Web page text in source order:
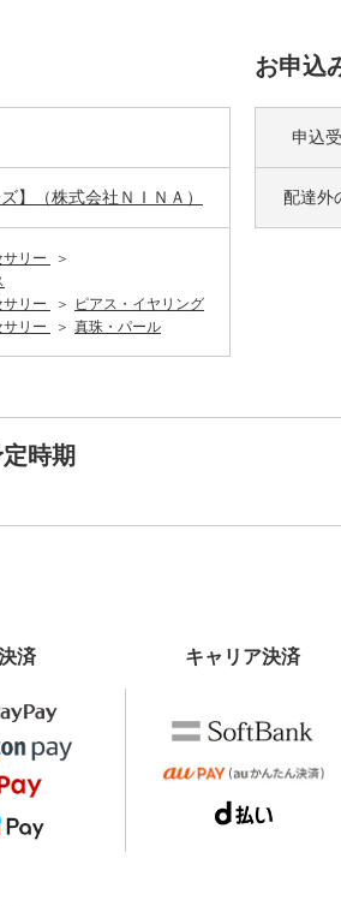
】（株式会社ＮＩＮＡ）
サリー
サリー
ピアス・イヤリング
サリー 真珠・パール
お申込
申込
配達外
時期
済 キャリア決済